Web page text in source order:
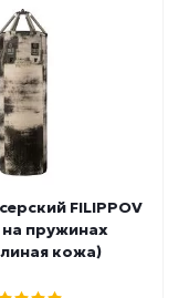
FILIPPOV
на пружинах
кожа)